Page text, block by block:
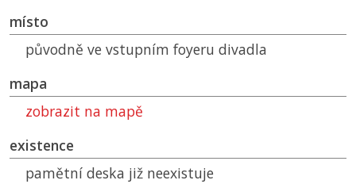
místo
původně ve vstupním foyeru divadla
mapa
zobrazit na mapě
existence
pamětní deska již neexistuje